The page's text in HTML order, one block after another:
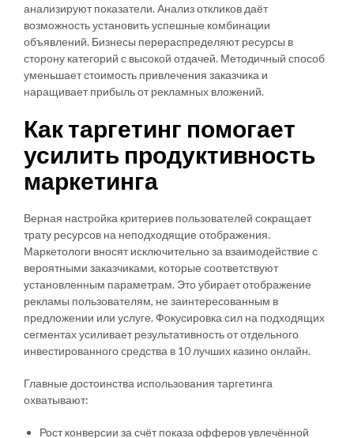
анализируют показатели. Анализ откликов даёт
возможность установить успешные комбинации
объявлений. Бизнесы перераспределяют ресурсы в
сторону категорий с высокой отдачей. Методичный способ
уменьшает стоимость привлечения заказчика и
наращивает прибыль от рекламных вложений.
Как таргетинг помогает
усилить продуктивность
маркетинга
Верная настройка критериев пользователей сокращает
трату ресурсов на неподходящие отображения.
Маркетологи вносят исключительно за взаимодействие с
вероятными заказчиками, которые соответствуют
установленным параметрам. Это убирает отображение
рекламы пользователям, не заинтересованным в
предложении или услуге. Фокусировка сил на подходящих
сегментах усиливает результативность от отдельного
инвестированного средства в 10 лучших казино онлайн.
Главные достоинства использования таргетинга
охватывают:
Рост конверсии за счёт показа офферов увлечённой